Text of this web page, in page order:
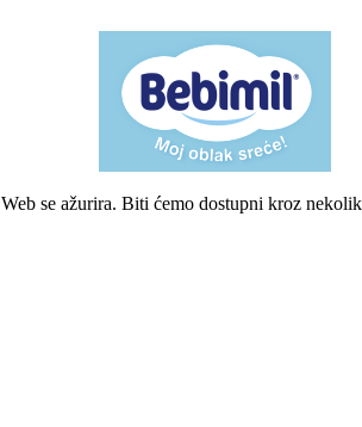
Web se ažurira. Biti ćemo dostupni kroz